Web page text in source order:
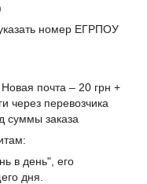
номер ЕГРПОУ
почта – 20 грн +
через перевозчика
суммы заказа
в день", его
дня.